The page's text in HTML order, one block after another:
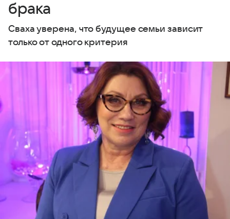
брака
Сваха уверена, что будущее семьи зависит
только от одного критерия